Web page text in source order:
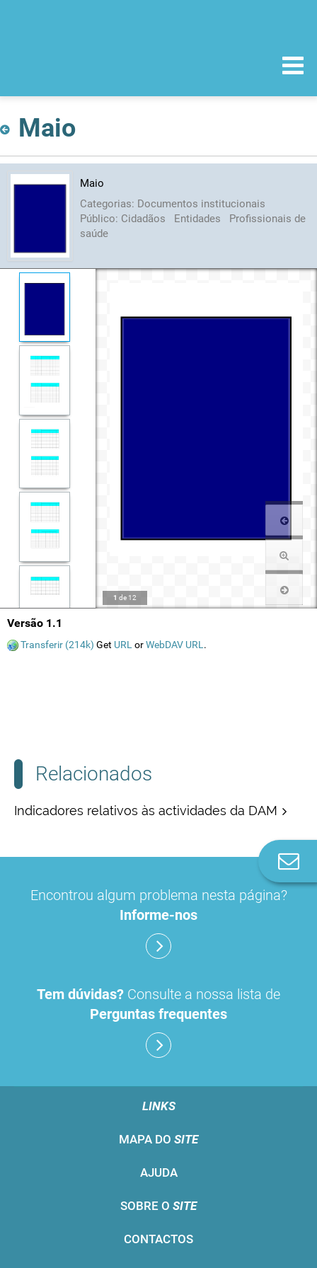
Maio
Maio
Categorias: Documentos institucionais
Público: Cidadãos Entidades
Profissionais de
saúde
1 de 12
Versão 1.1
Transferir (214k) Get URL orWebDAV URL .
Relacionados
Indicadores relativos às actividades da DAM
Encontrou algum problema nesta página?
Informe-nos
Tem dúvidas? Consulte a nossa lista de
Perguntas frequentes
LINKS
MAPA DO SITE
AJUDA
SOBRE O SITE
CONTACTOS